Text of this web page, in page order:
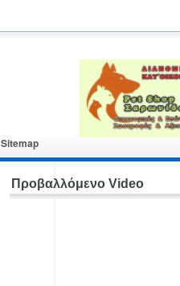
Sitemap
Προβαλλόμενο Video